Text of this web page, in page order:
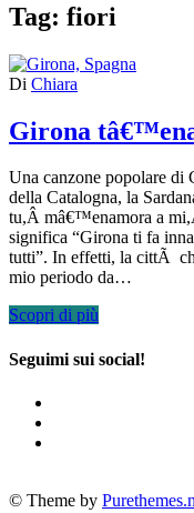
Tag: fiori
Di Chiara
Girona
Una canzone popolare di
della Catalogna, la
tu,Â mâ€™enamora a
significa “Girona ti fa
tutti”. In effetti, la cittÃ
mio periodo da…
Scopri di più
Seguimi sui social!
© Theme by